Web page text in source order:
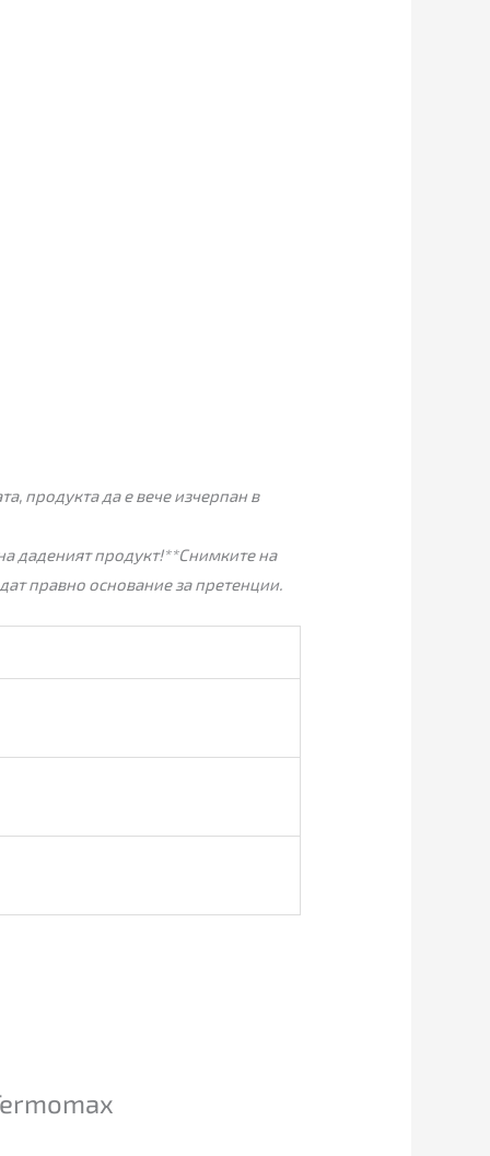
продукта да е вече изчерпан в
даденият продукт!**Снимките на
правно основание за претенции.